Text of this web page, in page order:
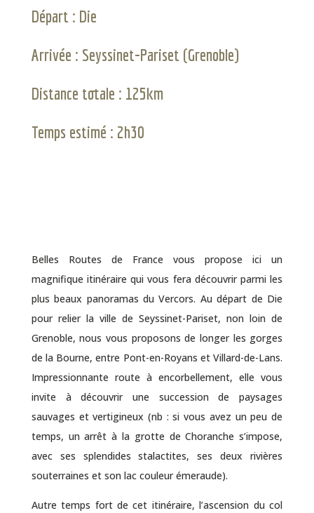
Départ : Die
Arrivée : Seyssinet-Pariset (Grenoble)
Distance totale : 125km
Temps estimé : 2h30
Belles Routes de France vous propose ici un
magnifique itinéraire qui vous fera découvrir parmi les
plus beaux panoramas du Vercors. Au départ de Die
pour relier la ville de Seyssinet-Pariset, non loin de
Grenoble, nous vous proposons de longer les gorges
de la Bourne, entre Pont-en-Royans et Villard-de-Lans.
Impressionnante route à encorbellement, elle vous
invite à découvrir une succession de paysages
sauvages et vertigineux (nb : si vous avez un peu de
temps, un arrêt à la grotte de Choranche s’impose,
avec ses splendides stalactites, ses deux rivières
souterraines et son lac couleur émeraude).
Autre temps fort de cet itinéraire, l’ascension du col